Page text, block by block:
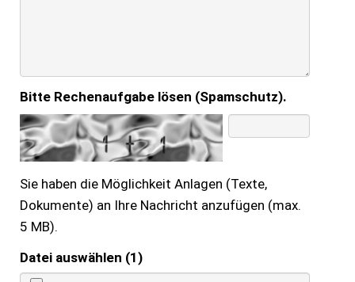
Bitte Rechenaufgabe lösen (Spamschutz).
Sie haben die Möglichkeit Anlagen (Texte,
Dokumente) an Ihre Nachricht anzufügen (max.
5 MB).
Datei auswählen (1)